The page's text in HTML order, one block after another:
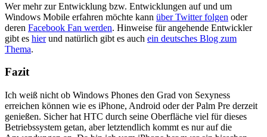
Wer mehr zur Entwicklung bzw. Entwicklungen auf und um
Windows Mobile erfahren möchte kann über Twitter folgen oder
deren Facebook Fan werden. Hinweise für angehende Entwickler
gibt es hierund natürlich gibt es auch ein deutsches Blog zum
Thema.
Fazit
Ich weiß nicht ob Windows Phones den Grad von Sexyness
erreichen können wie es iPhone, Android oder der Palm Pre derzeit
genießen. Sicher hat HTC durch seine Oberfläche viel für dieses
Betriebssystem getan, aber letztendlich kommt es nur auf die